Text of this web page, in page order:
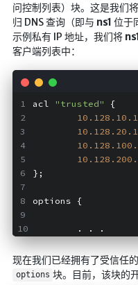
问控制列表）块。这是我们
归 DNS 查询（即与 ns1 位于
示例私有 IP 地址，我们将
客户端列表中：
acl "trusted"
{
10.128 .10
10.128 .20
10.128 .100
10.128 .200
};
options {
        . . .
现在我们已经拥有了受信任
options 块。目前，该块的
🚩合集
技术
🎅登录
隐私政策
音乐解析 半成品